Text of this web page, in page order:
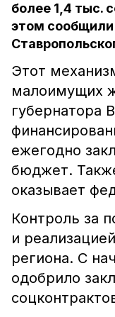
более 1,4 тыс.
этом сообщили
Этот
малоимущих
губернатора
ежегодно
бюджет.
оказывает
Контроль за
и
региона. С
одобрило